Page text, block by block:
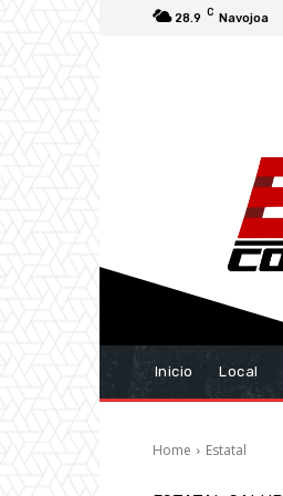
28.9 C Navojoa
Inicio Local
Home Estatal